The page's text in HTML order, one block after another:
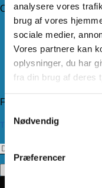
analysere vores
brug af vores
sociale medier,
Vores partnere kan
oplysninger, du har
fra din brug af deres
Nødvendig
Præferencer
Om Hjemmeudstyr
Om os
Levering
Kundeservice
Returnering
Privatlivspolitik
Følg os
Tilmeld dig vores